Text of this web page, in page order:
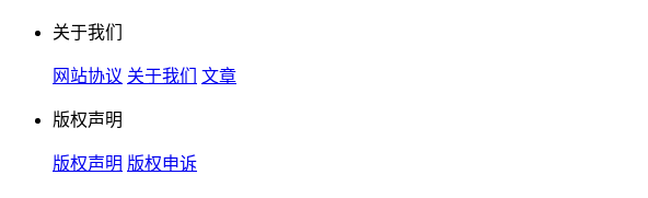
关于我们
网站协议 关于我们 文章
版权声明
版权声明 版权申诉